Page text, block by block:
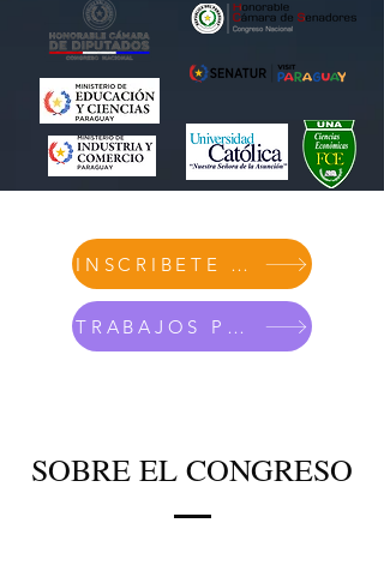
INSCRIBETE AQUI
TRABAJOS PRESENTADOS
SOBRE EL CONGRESO